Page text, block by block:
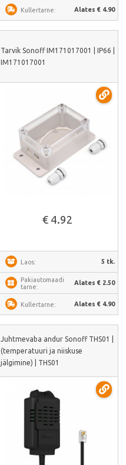
Kullertarne: Alates € 4.90
Tarvik Sonoff IM171017001 | IP66 |
IM171017001
€ 4.92
Laos: 5 tk.
Pakiautomaadi
tarne:
Alates € 2.50
Kullertarne: Alates € 4.90
Juhtmevaba andur Sonoff THS01 |
(temperatuuri ja niiskuse
jälgimine) | THS01